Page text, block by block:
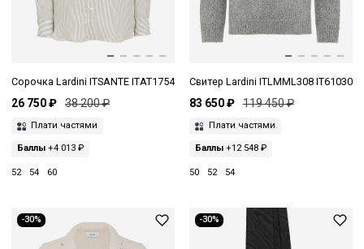
Сорочка Lardini ITSANTE ITAT1754
26 750 ₽ 38 200 ₽
Плати частями
Баллы +4 013 ₽
52 54 60
Свитер Lardini ITLMML308 IT61030
83 650 ₽ 119 450 ₽
Плати частями
Баллы+12 548 ₽
50 52 54
-30% -30%